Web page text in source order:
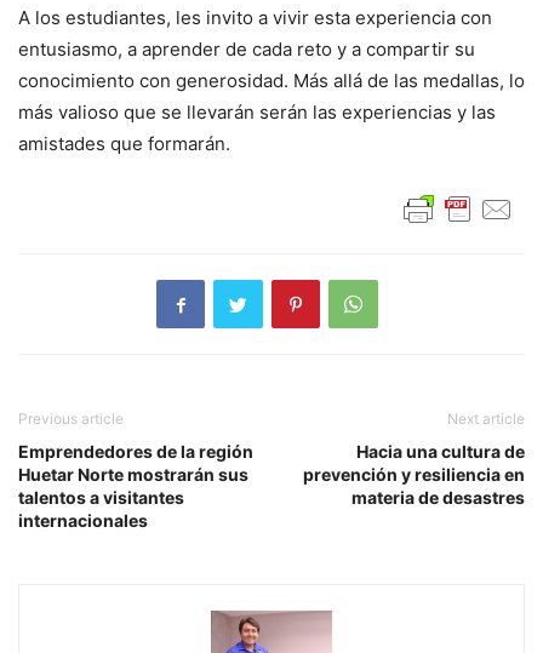
A los estudiantes, les invito a vivir esta experiencia con
entusiasmo, a aprender de cada reto y a compartir su
conocimiento con generosidad. Más allá de las medallas, lo
más valioso que se llevarán serán las experiencias y las
amistades que formarán.
Previous article
Emprendedores de la región
Huetar Norte mostrarán sus
talentos a visitantes
internacionales
Next article
Hacia una cultura de
prevención y resiliencia en
materia de desastres